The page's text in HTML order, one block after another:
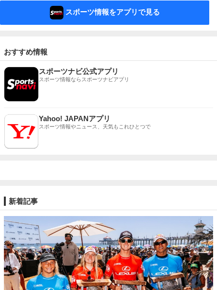
スポーツ情報をアプリで見る
おすすめ情報
スポーツナビ公式アプリ
スポーツ情報ならスポーツナビアプリ
Yahoo! JAPANアプリ
スポーツ情報やニュース、天気もこれひとつで
新着記事